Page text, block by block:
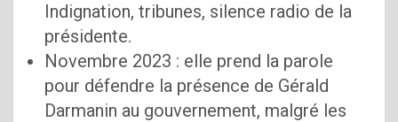
Indignation, tribunes, silence radio de la
présidente.
Novembre 2023 : elle prend la parole
pour défendre la présence de Gérald
Darmanin au gouvernement, malgré les